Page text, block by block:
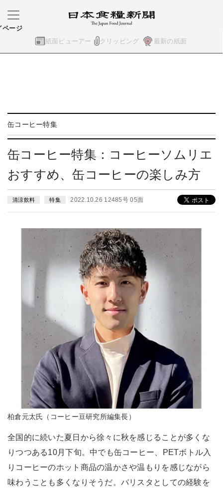
紙面ビューアー クリッピング 最新の紙面
ページ
缶コーヒー特集
缶コーヒー特集：コーヒーソムリエ
おすすめ、缶コーヒーの楽しみ方
清涼飲料 特集 2022.10.26 12485号 05面
柏倉元太氏（コーヒー豆研究所編集長）
全国的に続いた夏日から徐々に秋を感じることが多くな
りつつある10月下旬。中でも缶コーヒー、PETボトル入
りコーヒーのホット商品の温かさや温もりを感じながら
味わうことも多くなりそうだ。バリスタとしての経験を